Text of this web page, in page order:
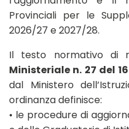
Provinciali per le
2026/27 e 2027/28.
Il testo normativo di
Ministeriale n. 27 del
dal Ministero
ordinanza definisce:
• le procedure di